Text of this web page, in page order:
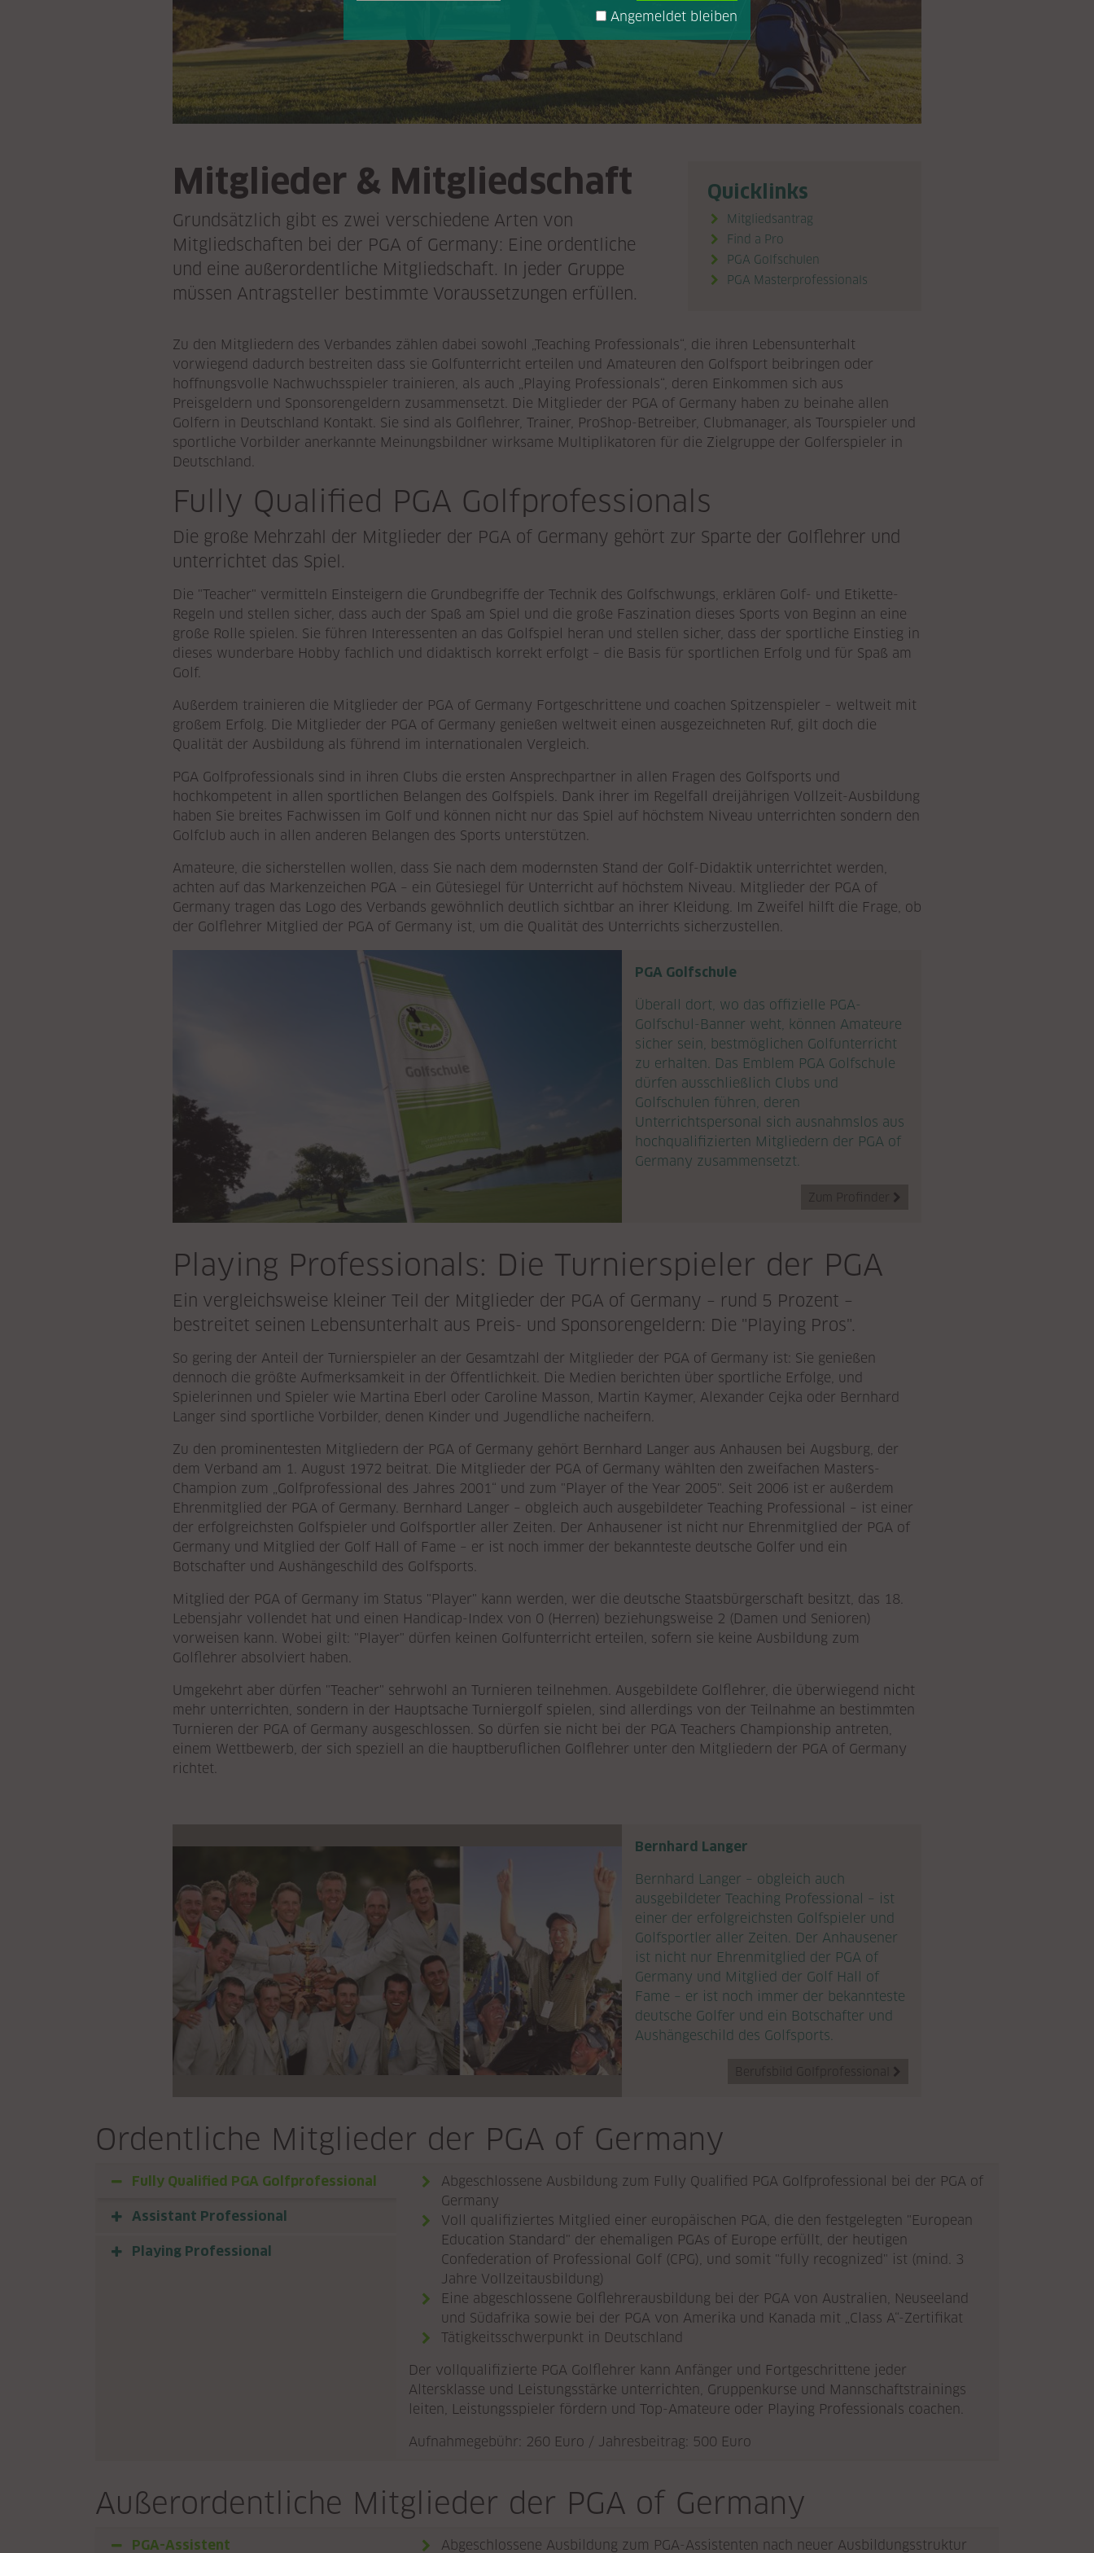
Mitglieder & Mitgliedschaft
Grundsätzlich gibt es zwei verschiedene Arten von
Mitgliedschaften bei der PGA of Germany: Eine ordentliche
und eine außerordentliche Mitgliedschaft. In jeder Gruppe
müssen Antragsteller bestimmte Voraussetzungen erfüllen.
Quicklinks
Mitgliedsantrag
Find a Pro
PGA Golfschulen
PGA Masterprofessionals
Zu den Mitgliedern des Verbandes zählen dabei sowohl „Teaching Professionals“, die ihren Lebensunterhalt
vorwiegend dadurch bestreiten dass sie Golfunterricht erteilen und Amateuren den Golfsport beibringen oder
hoffnungsvolle Nachwuchsspieler trainieren, als auch „Playing Professionals“, deren Einkommen sich aus
Preisgeldern und Sponsorengeldern zusammensetzt. Die Mitglieder der PGA of Germany haben zu beinahe allen
Golfern in Deutschland Kontakt. Sie sind als Golflehrer, Trainer, ProShop-Betreiber, Clubmanager, als Tourspieler und
sportliche Vorbilder anerkannte Meinungsbildner wirksame Multiplikatoren für die Zielgruppe der Golferspieler in
Deutschland.
Fully Qualified PGA Golfprofessionals
Die große Mehrzahl der Mitglieder der PGA of Germany gehört zur Sparte der Golflehrer und
unterrichtet das Spiel.
Die "Teacher" vermitteln Einsteigern die Grundbegriffe der Technik des Golfschwungs, erklären Golf- und Etikette-
Regeln und stellen sicher, dass auch der Spaß am Spiel und die große Faszination dieses Sports von Beginn an eine
große Rolle spielen. Sie führen Interessenten an das Golfspiel heran und stellen sicher, dass der sportliche Einstieg in
dieses wunderbare Hobby fachlich und didaktisch korrekt erfolgt – die Basis für sportlichen Erfolg und für Spaß am
Golf.
Außerdem trainieren die Mitglieder der PGA of Germany Fortgeschrittene und coachen Spitzenspieler – weltweit mit
großem Erfolg. Die Mitglieder der PGA of Germany genießen weltweit einen ausgezeichneten Ruf, gilt doch die
Qualität der Ausbildung als führend im internationalen Vergleich.
PGA Golfprofessionals sind in ihren Clubs die ersten Ansprechpartner in allen Fragen des Golfsports und
hochkompetent in allen sportlichen Belangen des Golfspiels. Dank ihrer im Regelfall dreijährigen Vollzeit-Ausbildung
haben Sie breites Fachwissen im Golf und können nicht nur das Spiel auf höchstem Niveau unterrichten sondern den
Golfclub auch in allen anderen Belangen des Sports unterstützen.
Amateure, die sicherstellen wollen, dass Sie nach dem modernsten Stand der Golf-Didaktik unterrichtet werden,
achten auf das Markenzeichen PGA – ein Gütesiegel für Unterricht auf höchstem Niveau. Mitglieder der PGA of
Germany tragen das Logo des Verbands gewöhnlich deutlich sichtbar an ihrer Kleidung. Im Zweifel hilft die Frage, ob
der Golflehrer Mitglied der PGA of Germany ist, um die Qualität des Unterrichts sicherzustellen.
PGA Golfschule
Überall dort, wo das offizielle PGA-
Golfschul-Banner weht, können Amateure
sicher sein, bestmöglichen Golfunterricht
zu erhalten. Das Emblem PGA Golfschule
dürfen ausschließlich Clubs und
Golfschulen führen, deren
Unterrichtspersonal sich ausnahmslos aus
hochqualifizierten Mitgliedern der PGA of
Germany zusammensetzt.
Zum Profinder 
Playing Professionals: Die Turnierspieler der PGA
Ein vergleichsweise kleiner Teil der Mitglieder der PGA of Germany – rund 5 Prozent –
bestreitet seinen Lebensunterhalt aus Preis- und Sponsorengeldern: Die "Playing Pros".
So gering der Anteil der Turnierspieler an der Gesamtzahl der Mitglieder der PGA of Germany ist: Sie genießen
dennoch die größte Aufmerksamkeit in der Öffentlichkeit. Die Medien berichten über sportliche Erfolge, und
Spielerinnen und Spieler wie Martina Eberl oder Caroline Masson, Martin Kaymer, Alexander Cejka oder Bernhard
Langer sind sportliche Vorbilder, denen Kinder und Jugendliche nacheifern.
Zu den prominentesten Mitgliedern der PGA of Germany gehört Bernhard Langer aus Anhausen bei Augsburg, der
dem Verband am 1. August 1972 beitrat. Die Mitglieder der PGA of Germany wählten den zweifachen Masters-
Champion zum „Golfprofessional des Jahres 2001“ und zum "Player of the Year 2005". Seit 2006 ist er außerdem
Ehrenmitglied der PGA of Germany. Bernhard Langer – obgleich auch ausgebildeter Teaching Professional – ist einer
der erfolgreichsten Golfspieler und Golfsportler aller Zeiten. Der Anhausener ist nicht nur Ehrenmitglied der PGA of
Germany und Mitglied der Golf Hall of Fame – er ist noch immer der bekannteste deutsche Golfer und ein
Botschafter und Aushängeschild des Golfsports.
Mitglied der PGA of Germany im Status "Player" kann werden, wer die deutsche Staatsbürgerschaft besitzt, das 18.
Lebensjahr vollendet hat und einen Handicap-Index von 0 (Herren) beziehungsweise 2 (Damen und Senioren)
vorweisen kann. Wobei gilt: "Player" dürfen keinen Golfunterricht erteilen, sofern sie keine Ausbildung zum
Golflehrer absolviert haben.
Umgekehrt aber dürfen "Teacher" sehrwohl an Turnieren teilnehmen. Ausgebildete Golflehrer, die überwiegend nicht
mehr unterrichten, sondern in der Hauptsache Turniergolf spielen, sind allerdings von der Teilnahme an bestimmten
Turnieren der PGA of Germany ausgeschlossen. So dürfen sie nicht bei der PGA Teachers Championship antreten,
einem Wettbewerb, der sich speziell an die hauptberuflichen Golflehrer unter den Mitgliedern der PGA of Germany
richtet.
Bernhard Langer
Bernhard Langer – obgleich auch
ausgebildeter Teaching Professional – ist
einer der erfolgreichsten Golfspieler und
Golfsportler aller Zeiten. Der Anhausener
ist nicht nur Ehrenmitglied der PGA of
Germany und Mitglied der Golf Hall of
Fame – er ist noch immer der bekannteste
deutsche Golfer und ein Botschafter und
Aushängeschild des Golfsports.
Berufsbild Golfprofessional 
Ordentliche Mitglieder der PGA of Germany
Fully Qualified PGA Golfprofessional
Assistant Professional
Playing Professional
Abgeschlossene Ausbildung zum Fully Qualified PGA Golfprofessional bei der PGA of
Germany
Voll qualifiziertes Mitglied einer europäischen PGA, die den festgelegten "European
Education Standard" der ehemaligen PGAs of Europe erfüllt, der heutigen
Confederation of Professional Golf (CPG), und somit "fully recognized" ist (mind. 3
Jahre Vollzeitausbildung)
Eine abgeschlossene Golflehrerausbildung bei der PGA von Australien, Neuseeland
und Südafrika sowie bei der PGA von Amerika und Kanada mit „Class A“-Zertifikat
Tätigkeitsschwerpunkt in Deutschland
Der vollqualifizierte PGA Golflehrer kann Anfänger und Fortgeschrittene jeder
Altersklasse und Leistungsstärke unterrichten, Gruppenkurse und Mannschaftstrainings
leiten, Leistungsspieler fördern und Top-Amateure oder Playing Professionals coachen.
Aufnahmegebühr: 260 Euro / Jahresbeitrag: 500 Euro
Außerordentliche Mitglieder der PGA of Germany
PGA-Assistent Abgeschlossene Ausbildung zum PGA-Assistenten nach neuer Ausbildungsstruktur
Angemeldet bleiben